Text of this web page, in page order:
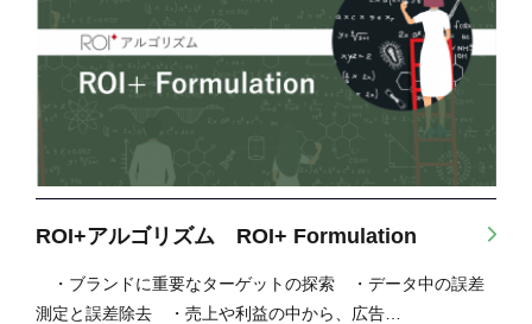
ROI+アルゴリズム ROI+ Formulation
・ブランドに重要なターゲットの探索 ・データ中の誤差
測定と誤差除去 ・売上や利益の中から、広告…